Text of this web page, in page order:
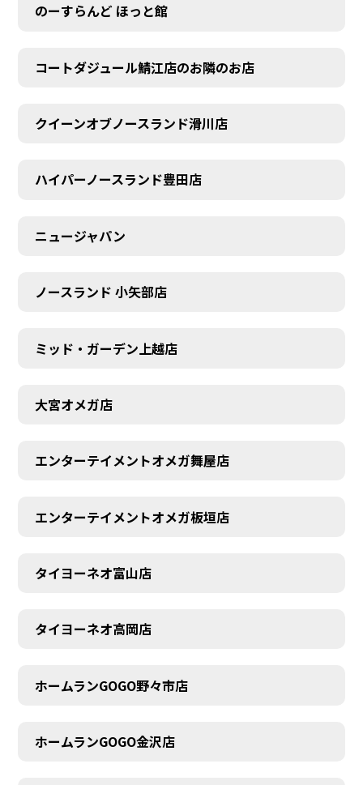
AUDITION
のーすらんど ほっと館
コートダジュール鯖江店のお隣のお店
クイーンオブノースランド滑川店
ハイパーノースランド豊田店
ニュージャパン
ノースランド 小矢部店
ミッド・ガーデン上越店
大宮オメガ店
エンターテイメントオメガ舞屋店
エンターテイメントオメガ板垣店
タイヨーネオ富山店
タイヨーネオ高岡店
ホームランGOGO野々市店
ホームランGOGO金沢店